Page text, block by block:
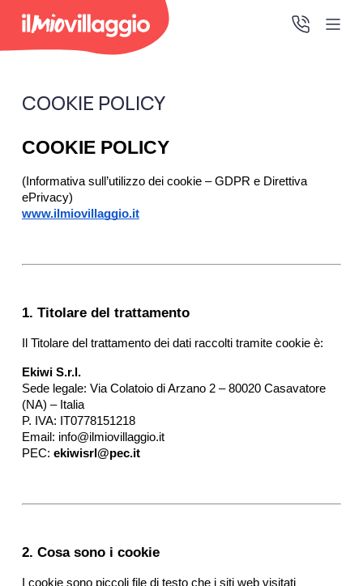
Home
Promo Speciali
Destinazioni
La tua area riservata
Accedi alla tua area riservata per vedere i tuoi preventivi
e le tue pratiche, gestire i pagamenti e scaricare i tuoi
documenti di viaggio.
COOKIE POLICY
COOKIE POLICY
(Informativa sull’utilizzo dei cookie – GDPR e Direttiva
ePrivacy)
www.ilmiovillaggio.it
1. Titolare del trattamento
Il Titolare del trattamento dei dati raccolti tramite cookie è:
Ekiwi S.r.l.
Sede legale: Via Colatoio di Arzano 2 – 80020 Casavatore
(NA) – Italia
P. IVA: IT0778151218
Email: info@ilmiovillaggio.it
PEC: ekiwisrl@pec.it
2. Cosa sono i cookie
I cookie sono piccoli file di testo che i siti web visitati